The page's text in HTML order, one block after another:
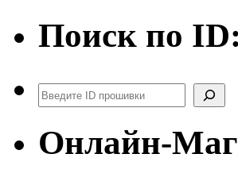
Поиск по ID:
Поиск
Онлайн-